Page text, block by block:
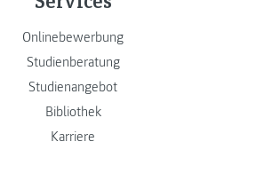
Onlinebewerbung
Studienberatung
Studienangebot
Bibliothek
Karriere